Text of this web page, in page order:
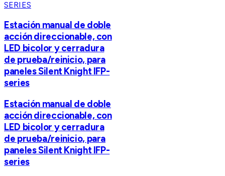
SERIES
Estación manual de doble
acción direccionable, con
LED bicolor y cerradura
de prueba/reinicio, para
paneles Silent Knight IFP-
series
Estación manual de doble
acción direccionable, con
LED bicolor y cerradura
de prueba/reinicio, para
paneles Silent Knight IFP-
series